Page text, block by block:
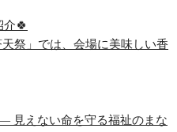
介🍀
祭」では、会場に美味しい香
見えない命を守る福祉のまな